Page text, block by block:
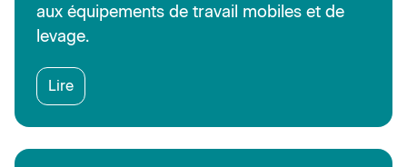
aux équipements de travail mobiles et de
levage.
Lire